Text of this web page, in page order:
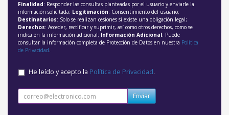
Finalidad: Responder las consultas planteadas por el usuario y enviarle la
información solicitada; Legitimación: Consentimiento del usuario;
Destinatarios: Solo se realizan cesiones si existe una obligación legal;
Derechos: Acceder, rectificar y suprimir, así como otros derechos, como se
indica en la información adicional; Información Adicional: Puede
consultar la información completa de Protección de Datos en nuestra Política
de Privacidad.
He leído y acepto la Política de Privacidad.
Enviar